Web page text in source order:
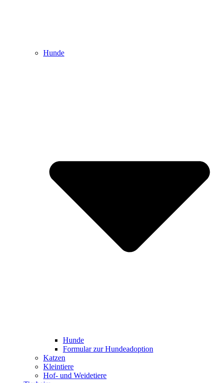
Hunde
Hunde
Formular zur Hundeadoption
Katzen
Kleintiere
Hof- und Weidetiere